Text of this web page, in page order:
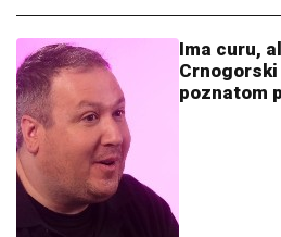
Ima curu,
poznatom